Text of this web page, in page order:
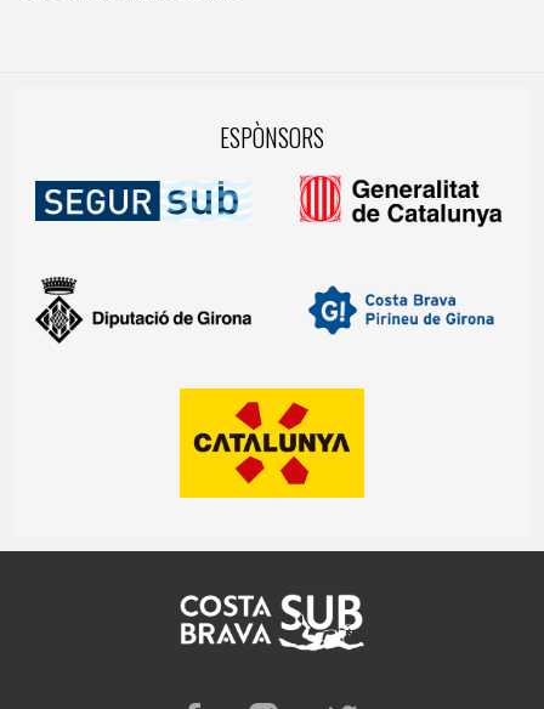
ESPÒNSORS